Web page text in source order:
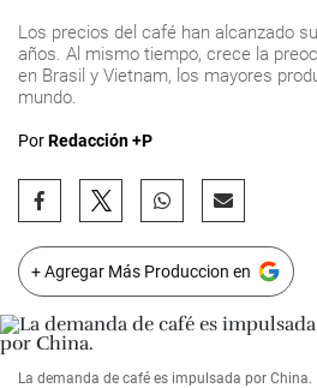
Los precios del café han alcanzado
años. Al mismo tiempo, crece la
en Brasil y Vietnam, los mayores
mundo.
PorRedacción +P
+ Agregar Más Produccion en
La demanda de café es impulsada por China.